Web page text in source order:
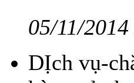
05/11/
DỊch vụ-